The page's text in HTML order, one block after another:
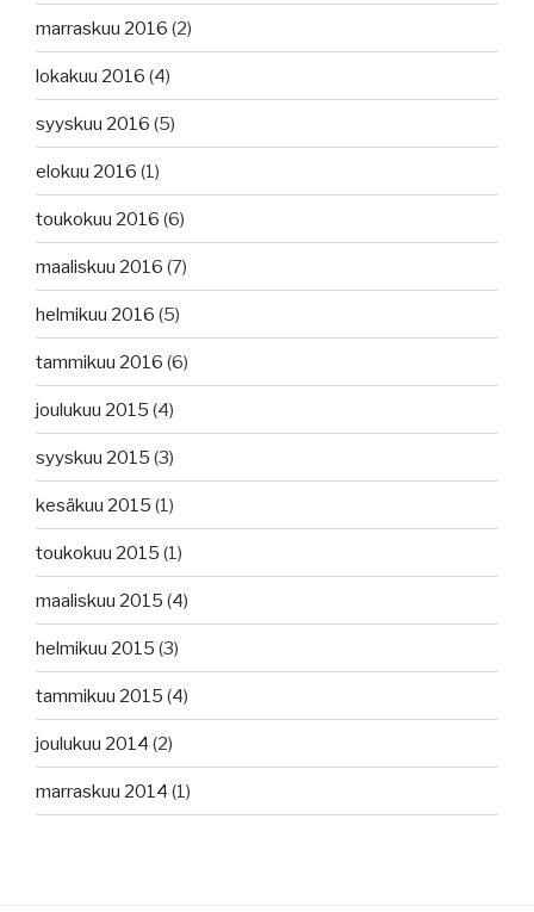
marraskuu 2016 (2)
lokakuu 2016 (4)
syyskuu 2016 (5)
elokuu 2016 (1)
toukokuu 2016 (6)
maaliskuu 2016 (7)
helmikuu 2016 (5)
tammikuu 2016 (6)
joulukuu 2015 (4)
syyskuu 2015 (3)
kesäkuu 2015 (1)
toukokuu 2015 (1)
maaliskuu 2015 (4)
helmikuu 2015 (3)
tammikuu 2015 (4)
joulukuu 2014 (2)
marraskuu 2014 (1)